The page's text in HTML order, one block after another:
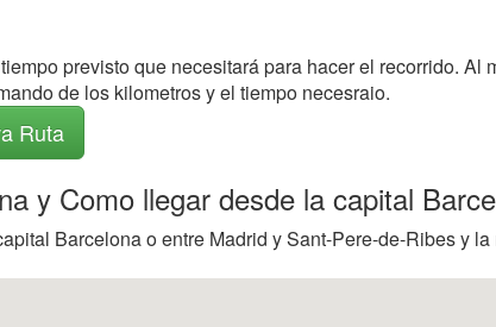
previsto que necesitará para hacer el recorrido. Al
de los kilometros y el tiempo necesraio.
Ruta
y Como llegar desde la capital
Barcelona o entre Madrid y Sant-Pere-de-Ribes y